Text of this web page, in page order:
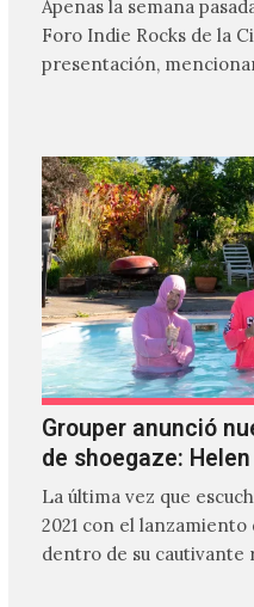
Apenas la semana
Foro Indie Rocks de la
presentación,
Grouper anunció
de shoegaze: Helen
La última vez que
2021 con el
dentro de su